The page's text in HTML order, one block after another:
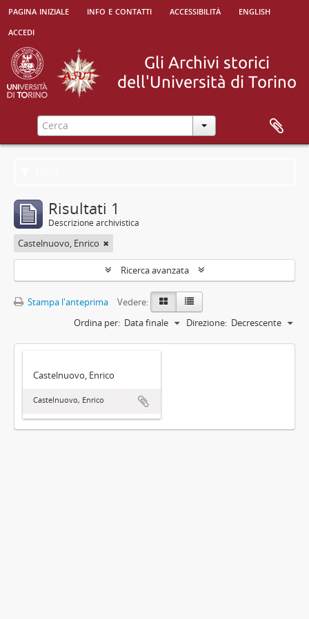
pagina iniziale info e contatti accessibilità
english
accedi
Risultati 1
Descrizione archivistica
Castelnuovo, Enrico
Ricerca avanzata
Stampa l'anteprima
Vedere:
Ordina per: Data finale Direzione: Decrescente
Castelnuovo, Enrico
Castelnuovo, Enrico